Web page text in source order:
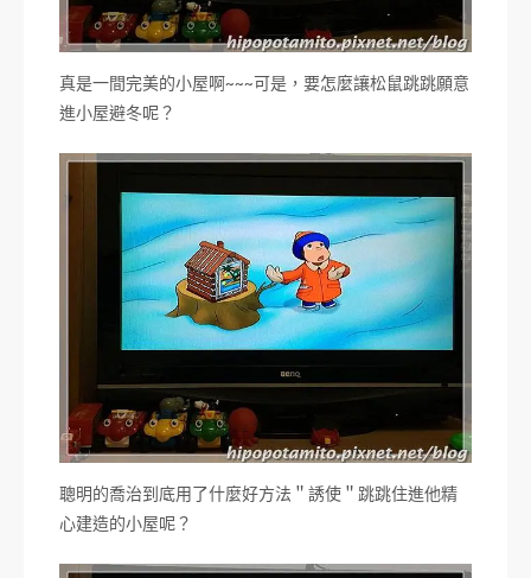
真是一間完美的小屋啊~~~可是，要怎麼讓松鼠跳跳願意
進小屋避冬呢？
聰明的喬治到底用了什麼好方法＂誘使＂跳跳住進他精
心建造的小屋呢？